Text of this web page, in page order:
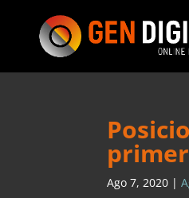
Ago 7, 2020 |